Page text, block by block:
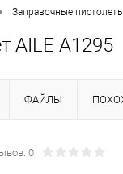
Заправочные пистолеты
AILE A1295
ФАЙЛЫ
0